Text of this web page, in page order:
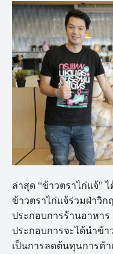
ล่าสุด “ข้าวตราไก่แจ้”
ข้าวตราไก่แจ้ร่วมฝ่าวิก
ประกอบการร้านอาหา
ประกอบการจะได้นำข้า
เป็นการลดต้นทุนการค้า